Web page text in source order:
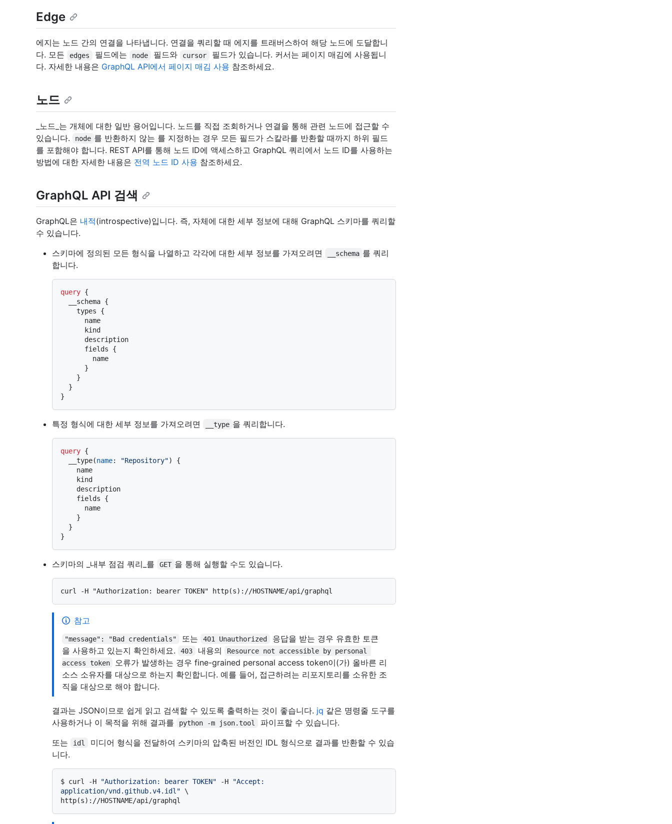
Edge
에지는 노드 간의 연결을 나타냅니다. 연결을 쿼리할 때 에지를 트래버스하여 해당 노드에 도달합니
다. 모든
edges 필드에는 node 필드와 cursor
필드가 있습니다. 커서는 페이지 매김에 사용됩니
다. 자세한 내용은 GraphQL API에서 페이지 매김 사용 참조하세요.
노드
_노드_는 개체에 대한 일반 용어입니다. 노드를 직접 조회하거나 연결을 통해 관련 노드에 접근할 수
있습니다.
node 를 반환하지 않는 를 지정하는 경우 모든 필드가 스칼라를 반환할 때까지 하위 필드
를 포함해야 합니다. REST API를 통해 노드 ID에 액세스하고 GraphQL 쿼리에서 노드 ID를 사용하는
방법에 대한 자세한 내용은 전역 노드 ID 사용 참조하세요.
GraphQL API 검색
GraphQL은 내적(introspective)입니다. 즉, 자체에 대한 세부 정보에 대해 GraphQL 스키마를 쿼리할
수 있습니다.
스키마에 정의된 모든 형식을 나열하고 각각에 대한 세부 정보를 가져오려면
__schema 를 쿼리
합니다.
query {
  __schema
{
    types
{
      fields
{
}
}
}
}
특정 형식에 대한 세부 정보를 가져오려면 __type 을 쿼리합니다.
query {
  __type
(name: "Repository")
{
    fields
{
}
}
}
스키마의 _내부 점검 쿼리_를 GET 을 통해 실행할 수도 있습니다.
참고
"message": "Bad credentials" 또는 401 Unauthorized
응답을 받는 경우 유효한 토큰
을 사용하고 있는지 확인하세요.
403 내용의
Resource not accessible by personal
access token
오류가 발생하는 경우 fine-grained personal access token이(가) 올바른 리
소스 소유자를 대상으로 하는지 확인합니다. 예를 들어, 접근하려는 리포지토리를 소유한 조
직을 대상으로 해야 합니다.
결과는 JSON이므로 쉽게 읽고 검색할 수 있도록 출력하는 것이 좋습니다. jq 같은 명령줄 도구를
사용하거나 이 목적을 위해 결과를
python -m json.tool
파이프할 수 있습니다.
또는
idl
미디어 형식을 전달하여 스키마의 압축된 버전인 IDL 형식으로 결과를 반환할 수 있습
니다.
$ curl -H "Authorization: bearer TOKEN" -H
"Accept:
application/vnd.github.v4.idl" \
http(s)://HOSTNAME/api/graphql